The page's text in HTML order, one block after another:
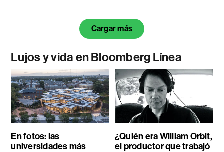
Cargar más
Lujos y vida en Bloomberg Línea
En fotos: las
universidades más
¿Quién era William Orbit,
el productor que trabajó